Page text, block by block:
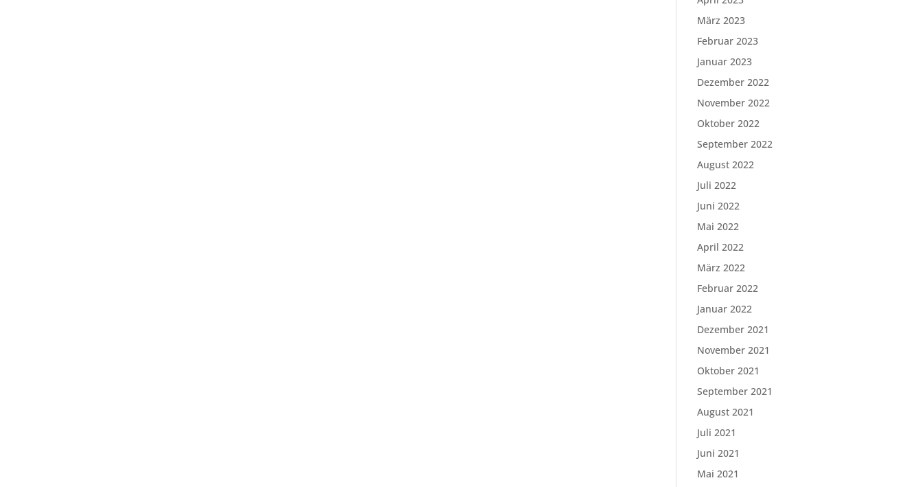
März 2023
Februar 2023
Januar 2023
Dezember 2022
November 2022
Oktober 2022
September 2022
August 2022
Juli 2022
Juni 2022
Mai 2022
April 2022
März 2022
Februar 2022
Januar 2022
Dezember 2021
November 2021
Oktober 2021
September 2021
August 2021
Juli 2021
Juni 2021
Mai 2021